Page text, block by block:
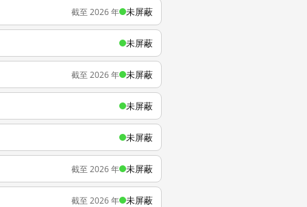
截至 2026 年 未屏蔽
未屏蔽
截至 2026 年 未屏蔽
未屏蔽
未屏蔽
截至 2026 年 未屏蔽
截至 2026 年 未屏蔽